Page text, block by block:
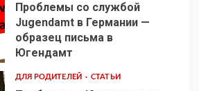
Проблемы со службой
Jugendamt в Германии —
образец письма в
Югендамт
ДЛЯ РОДИТЕЛЕЙ СТАТЬИ